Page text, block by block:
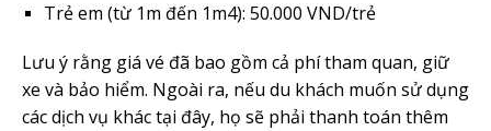
Trẻ em (từ 1m đến 1m4): 50.000 VND/trẻ
Lưu ý rằng giá vé đã bao gồm cả phí tham quan, giữ
xe và bảo hiểm. Ngoài ra, nếu du khách muốn sử dụng
các dịch vụ khác tại đây, họ sẽ phải thanh toán thêm